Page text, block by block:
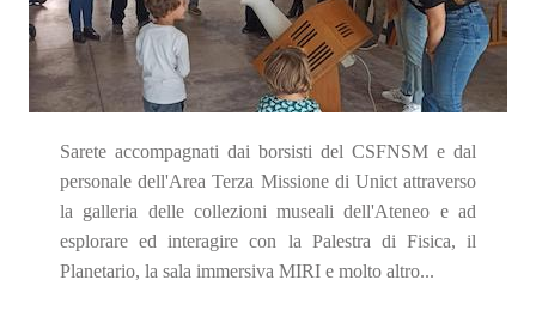
Sarete accompagnati dai borsisti del CSFNSM e dal
personale dell'Area Terza Missione di Unict attraverso
la galleria delle collezioni museali dell'Ateneo e ad
esplorare ed interagire con la Palestra di Fisica, il
Planetario, la sala immersiva MIRI e molto altro...